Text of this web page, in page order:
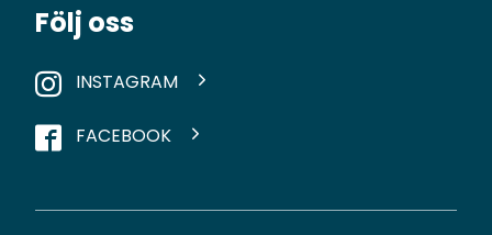
Följ oss
INSTAGRAM
FACEBOOK